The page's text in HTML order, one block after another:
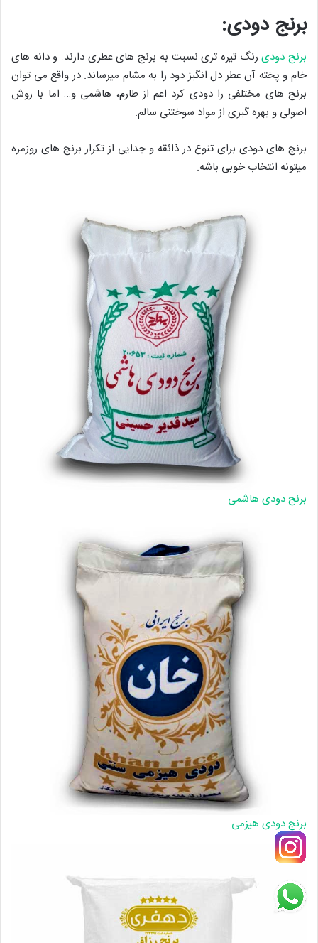
برنج دودی:
برنج دودیرنگ تیره تری نسبت به برنج های عطری دارند. و دانه های
خام و پخته آن عطر دل انگیز دود را به مشام میرساند. در واقع می توان
برنج های مختلفی را دودی کرد اعم از طارم، هاشمی و… اما با روش
اصولی و بهره گیری از مواد سوختنی سالم.
برنج های دودی برای تنوع در ذائقه و جدایی از تکرار برنج های روزمره
میتونه انتخاب خوبی باشه.
برنج دودی هاشمی
برنج دودی هیزمی